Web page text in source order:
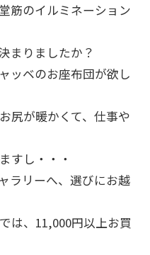
筋のイルミネーション
まりましたか？
ッベのお座布団が欲し
尻が暖かくて、仕事や
すし・・・
ラリーへ、選びにお越
は、11,000円以上お買